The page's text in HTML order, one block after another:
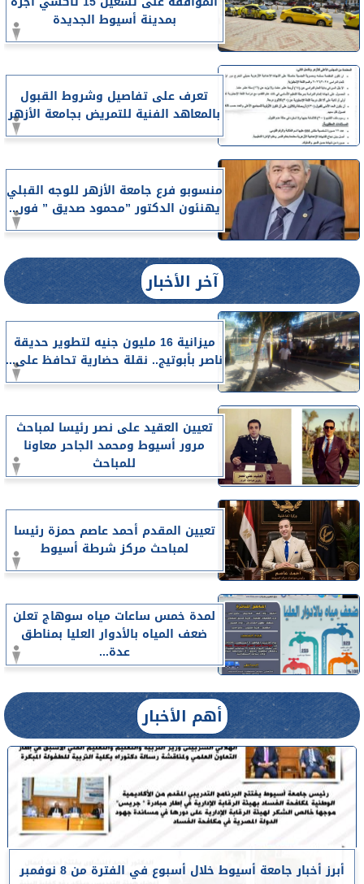
بمدينة أسيوط الجديدة
تعرف على تفاصيل وشروط القبول
بالمعاهد الفنية للتمريض بجامعة الأزهر
منسوبو فرع جامعة الأزهر للوجه القبلي
يهنئون الدكتور ”محمود صديق ” فور...
آخر الأخبار
ميزانية 16 مليون جنيه لتطوير حديقة
ناصر بأبوتيج.. نقلة حضارية تحافظ على...
تعيين العقيد على نصر رئيسا لمباحث
مرور أسيوط ومحمد الجاحر معاونا
للمباحث
تعيين المقدم أحمد عاصم حمزة رئيسا
لمباحث مركز شرطة أسيوط
لمدة خمس ساعات مياه سوهاج تعلن
ضعف المياه بالأدوار العليا بمناطق
عدة...
أهم الأخبار
أبرز أخبار جامعة أسيوط خلال أسبوع في الفترة من 8 نوفمبر